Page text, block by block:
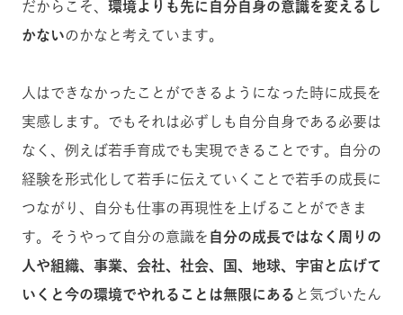
だからこそ、 環境よりも先に自分自身の意識を変えるし
かないのかなと考えています。
人はできなかったことができるようになった時に成長を
実感します。でもそれは必ずしも自分自身である必要は
なく、例えば若手育成でも実現できることです。自分の
経験を形式化して若手に伝えていくことで若手の成長に
つながり、自分も仕事の再現性を上げることができま
す。そうやって自分の意識を 自分の成長ではなく周りの
人や組織、事業、会社、社会、国、地球、宇宙と広げて
いくと今の環境でやれることは無限にある と気づいたん